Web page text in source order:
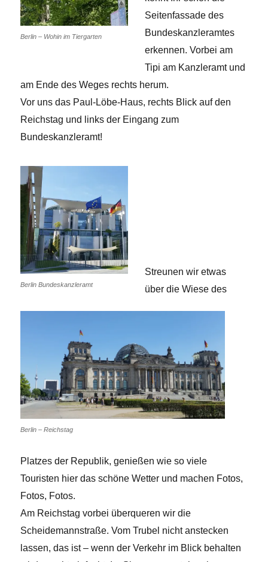
Berlin – Wohin im Tiergarten
Seitenfassade des
Bundeskanzleramtes
erkennen. Vorbei am
Tipi am Kanzleramt und
am Ende des Weges rechts herum.
Vor uns das Paul-Löbe-Haus, rechts Blick auf den
Reichstag und links der Eingang zum
Bundeskanzleramt!
Berlin Bundeskanzleramt
Berlin – Reichstag
Streunen wir etwas
über die Wiese des
Platzes der Republik, genießen wie so viele
Touristen hier das schöne Wetter und machen Fotos,
Fotos, Fotos.
Am Reichstag vorbei überqueren wir die
Scheidemannstraße. Vom Trubel nicht anstecken
lassen, das ist – wenn der Verkehr im Blick behalten